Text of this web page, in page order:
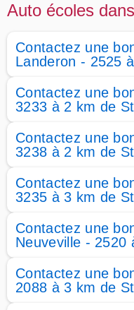
Auto écoles
Contactez une
Landeron - 2525
Contactez une
3233 à 2 km de
Contactez une
3238 à 2 km de
Contactez une
3235 à 3 km de
Contactez une
Neuveville - 2520
Contactez une
2088 à 3 km de